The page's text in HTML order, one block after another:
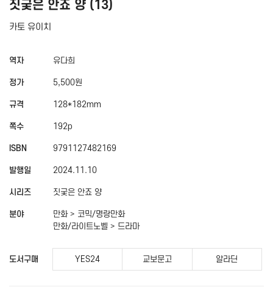
짓궂은 안죠 양 (13)
카토 유이치
역자 유다희
정가 5,500원
규격 128*182mm
쪽수 192p
ISBN 9791127482169
발행일 2024.11.10
시리즈 짓궂은 안죠 양
분야
만화 > 코믹/명랑만화
만화/라이트노벨 > 드라마
도서구매 YES24 교보문고 알라딘